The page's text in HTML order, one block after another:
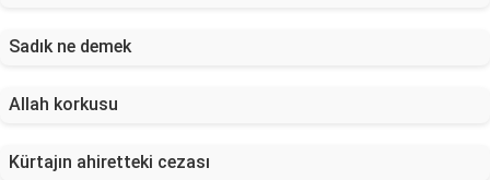
Sadık ne demek
Allah korkusu
Kürtajın ahiretteki cezası